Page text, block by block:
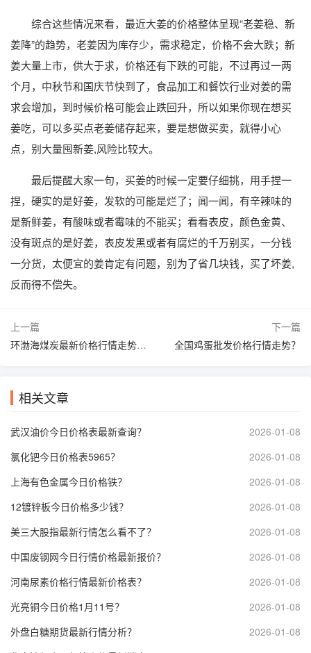
综合这些情况来看，最近大姜的价格整体呈现“老姜稳、新
姜降”的趋势，老姜因为库存少，需求稳定，价格不会大跌；新
姜大量上市，供大于求，价格还有下跌的可能，不过再过一两
个月，中秋节和国庆节快到了，食品加工和餐饮行业对姜的需
求会增加，到时候价格可能会止跌回升，所以如果你现在想买
姜吃，可以多买点老姜储存起来，要是想做买卖，就得小心
点，别大量囤新姜,风险比较大。
最后提醒大家一句，买姜的时候一定要仔细挑，用手捏一
捏，硬实的是好姜，发软的可能是烂了；闻一闻，有辛辣味的
是新鲜姜，有酸味或者霉味的不能买；看看表皮，颜色金黄、
没有斑点的是好姜，表皮发黑或者有腐烂的千万别买，一分钱
一分货，太便宜的姜肯定有问题，别为了省几块钱，买了坏姜,
反而得不偿失。
上一篇
环渤海煤炭最新价格行情走势图？
下一篇
全国鸡蛋批发价格行情走势？
相关文章
武汉油价今日价格表最新查询？
2026-01-08
氯化钯今日价格表5965？
2026-01-08
上海有色金属今日价格铁？
2026-01-08
12镀锌板今日价格多少钱？
2026-01-08
美三大股指最新行情怎么看不了？
2026-01-08
中国废钢网今日行情价格最新报价？
2026-01-08
河南尿素价格行情最新价格表？
2026-01-08
光亮铜今日价格1月11号？
2026-01-08
外盘白糖期货最新行情分析？
2026-01-08